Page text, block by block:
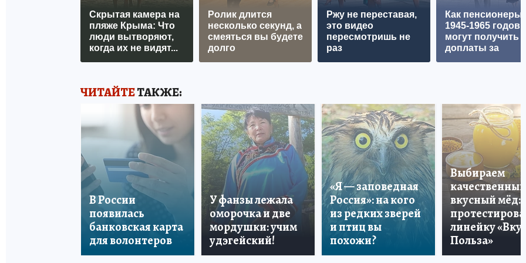
Скрытая камера на
пляже Крыма: Что
люди вытворяют,
когда их не видят...
Ролик длится
несколько секунд, а
смеяться вы будете
долго
Ржу не переставая,
это видео
пересмотришь не
раз
Как пенсионеры
1945-1965 годов
могут получить
доплаты за
ЧИТАЙТЕТАКЖЕ:
В России
появилась
банковская карта
для волонтеров
У фанзы лежала
оморочка и две
мордушки: учим
удэгейский!
«Я — заповедная
Россия»: на кого
из редких зверей
и птиц вы
похожи?
Выбираем
качественный
вкусный мёд:
линейку «Вкус
Польза»